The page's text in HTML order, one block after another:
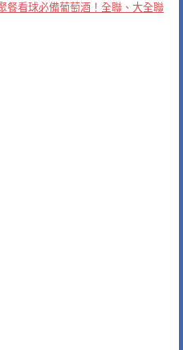
餐看球必備葡萄酒！全聯、大全聯